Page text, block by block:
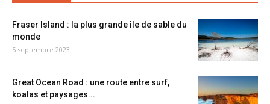
Fraser Island : la plus grande île de sable du
monde
5 septembre 2023
Great Ocean Road : une route entre surf,
koalas et paysages...